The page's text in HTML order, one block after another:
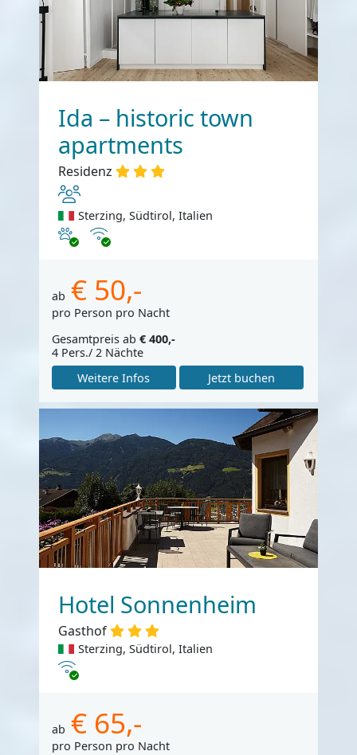
Ida – historic town
apartments
Residenz
Sterzing, Südtirol, Italien
Haustiere erlaubt
Internet
ab € 50,-
pro Person pro Nacht
Gesamtpreis ab € 400,-
4 Pers./ 2 Nächte
Weitere Infos
Jetzt buchen
Hotel Sonnenheim
Gasthof
Sterzing, Südtirol, Italien
Internet
ab € 65,-
pro Person pro Nacht